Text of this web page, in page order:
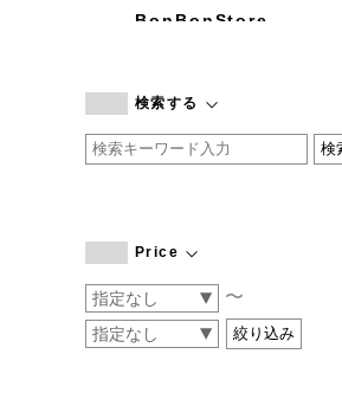
BonBonStore
by basics
CATWORTH
COGTHEBIGSMOKE
CONVERSE
DEAN & DELUCA
検索する
Price
〜